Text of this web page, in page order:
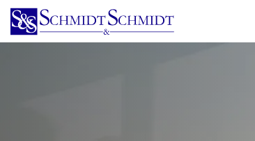
Перейти
основному